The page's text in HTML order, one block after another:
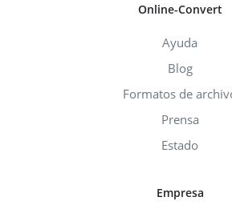
Online-Convert
Ayuda
Blog
Formatos de
Prensa
Estado
Empresa